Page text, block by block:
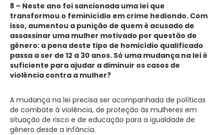
8 – Neste ano foi sancionada uma lei que
transformou o feminicídio em crime hediondo. Com
isso, aumentou a punição de quem é acusado de
assassinar uma mulher motivado por questão de
gênero: a pena deste tipo de homicídio qualificado
passa a ser de 12 a 30 anos. Só uma mudança na lei é
suficiente para ajudar a diminuir os casos de
violência contra a mulher?
A mudança na lei precisa ser acompanhada de políticas
de combate à violência, de proteção às mulheres em
situação de risco e de educação para a igualdade de
gênero desde a infância.